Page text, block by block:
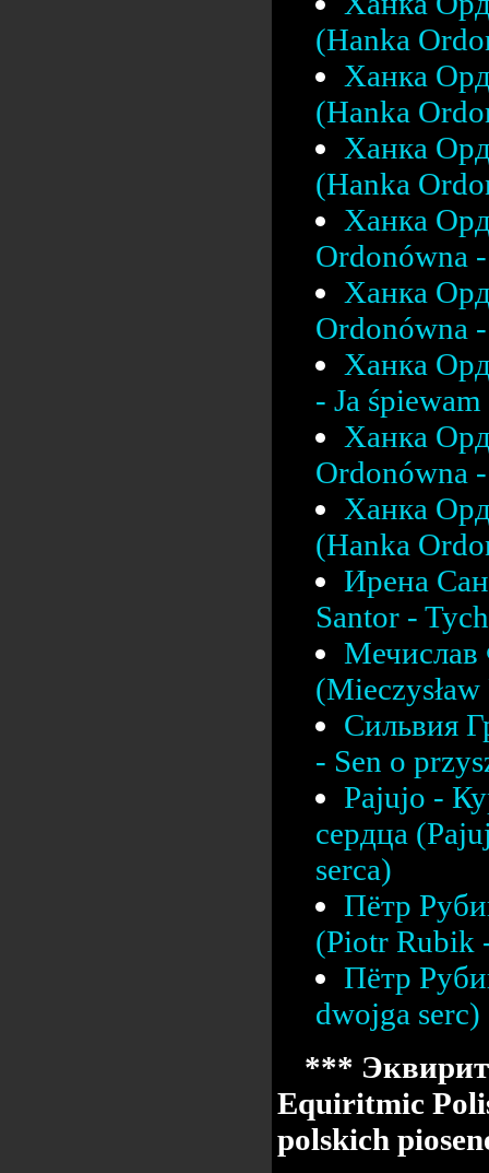
(Hanka
Ханка
(Hanka
Ханка
(Hanka
Ханка
Ordonówna
Ханка
Ordonówna
Ханка
- Ja
Ханка
Ordonówna
Ханка
(Hanka
Ирена
Santor -
Мечислав
Сильвия
- Sen o
Pajujo -
сердца
serca)
Пётр
(Piotr Rubik
Пётр
dwojga serc)
***
Equiritmic
polskich